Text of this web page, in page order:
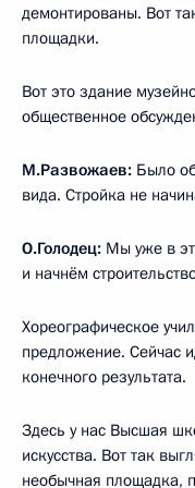
демонтированы. Вот
площадки.
Вот это здание
общественное
М.Развожаев: Было
вида. Стройка не
О.Голодец: Мы уже в
и начнём
Хореографическое
предложение. Сейчас
конечного результата.
Здесь у нас Высшая
искусства. Вот так
необычная площадка,